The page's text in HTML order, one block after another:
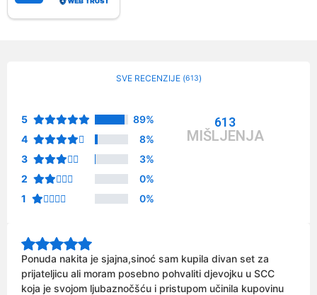
SVE RECENZIJE (613)
5
89%
4
8%
3
3%
2
0%
1
0%
613
MIŠLJENJA
Ponuda nakita je sjajna,sinoć sam kupila divan set za
prijateljicu ali moram posebno pohvaliti djevojku u SCC
koja je svojom ljubaznočšću i pristupom učinila kupovinu